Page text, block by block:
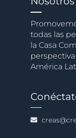
todas las
la Casa
América